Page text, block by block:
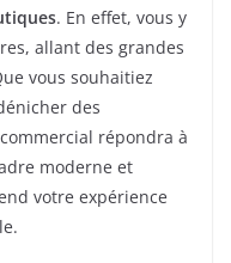
. En effet, vous y
allant des grandes
vous souhaitiez
des
répondra à
moderne et
votre expérience